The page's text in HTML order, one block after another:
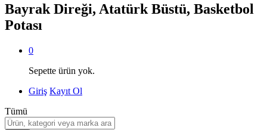
Bayrak Direği, Atatürk Büstü, Basketbol
Potası
0
Sepette ürün yok.
Giriş Kayıt Ol
Tümü